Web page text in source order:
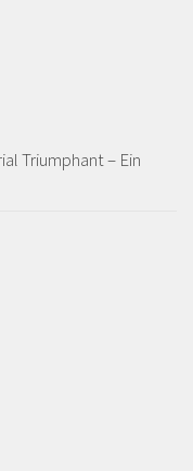
Triumphant – Ein